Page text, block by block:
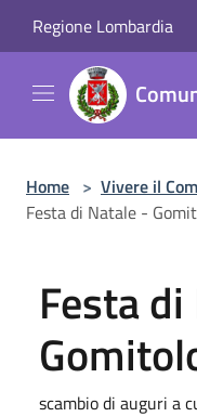
Regione Lombardia
Home > Vivere il
Festa di Natale -
Festa
scambio di auguri a